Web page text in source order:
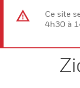
Ce site
4h30 à